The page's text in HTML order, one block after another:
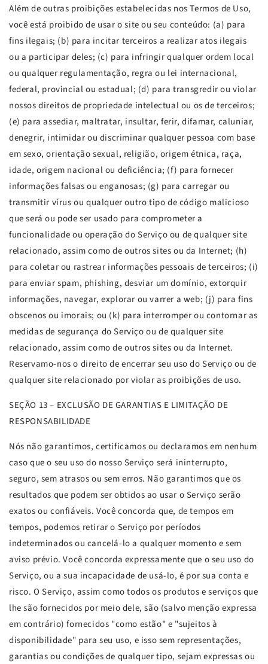
Além de outras proibições estabelecidas nos Termos de Uso,
você está proibido de usar o site ou seu conteúdo: (a) para
fins ilegais; (b) para incitar terceiros a realizar atos ilegais
ou a participar deles; (c) para infringir qualquer ordem local
ou qualquer regulamentação, regra ou lei internacional,
federal, provincial ou estadual; (d) para transgredir ou violar
nossos direitos de propriedade intelectual ou os de terceiros;
(e) para assediar, maltratar, insultar, ferir, difamar, caluniar,
denegrir, intimidar ou discriminar qualquer pessoa com base
em sexo, orientação sexual, religião, origem étnica, raça,
idade, origem nacional ou deficiência; (f) para fornecer
informações falsas ou enganosas; (g) para carregar ou
transmitir vírus ou qualquer outro tipo de código malicioso
que será ou pode ser usado para comprometer a
funcionalidade ou operação do Serviço ou de qualquer site
relacionado, assim como de outros sites ou da Internet; (h)
para coletar ou rastrear informações pessoais de terceiros; (i)
para enviar spam, phishing, desviar um domínio, extorquir
informações, navegar, explorar ou varrer a web; (j) para fins
obscenos ou imorais; ou (k) para interromper ou contornar as
medidas de segurança do Serviço ou de qualquer site
relacionado, assim como de outros sites ou da Internet.
Reservamo-nos o direito de encerrar seu uso do Serviço ou de
qualquer site relacionado por violar as proibições de uso.
SEÇÃO 13 – EXCLUSÃO DE GARANTIAS E LIMITAÇÃO DE
RESPONSABILIDADE
Nós não garantimos, certificamos ou declaramos em nenhum
caso que o seu uso do nosso Serviço será ininterrupto,
seguro, sem atrasos ou sem erros. Não garantimos que os
resultados que podem ser obtidos ao usar o Serviço serão
exatos ou confiáveis. Você concorda que, de tempos em
tempos, podemos retirar o Serviço por períodos
indeterminados ou cancelá-lo a qualquer momento e sem
aviso prévio. Você concorda expressamente que o seu uso do
Serviço, ou a sua incapacidade de usá-lo, é por sua conta e
risco. O Serviço, assim como todos os produtos e serviços que
lhe são fornecidos por meio dele, são (salvo menção expressa
em contrário) fornecidos "como estão" e "sujeitos à
disponibilidade" para seu uso, e isso sem representações,
garantias ou condições de qualquer tipo, sejam expressas ou